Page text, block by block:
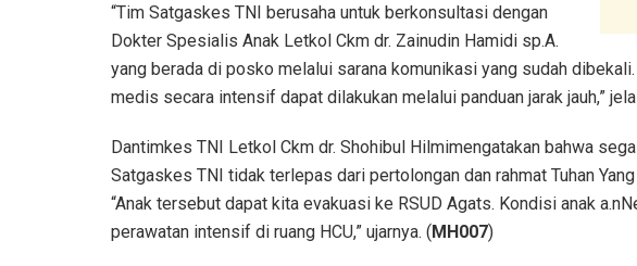
“Tim Satgaskes TNI berusaha untuk berkonsultasi dengan
Dokter Spesialis Anak Letkol Ckm dr. Zainudin Hamidi sp.A.
yang berada di posko melalui sarana komunikasi yang sudah
medis secara intensif dapat dilakukan melalui panduan jarak jauh,”
Dantimkes TNI Letkol Ckm dr. Shohibul Hilmimengatakan bahwa
Satgaskes TNI tidak terlepas dari pertolongan dan rahmat Tuhan Yang
“Anak tersebut dapat kita evakuasi ke RSUD Agats. Kondisi anak
perawatan intensif di ruang HCU,” ujarnya. (MH007)